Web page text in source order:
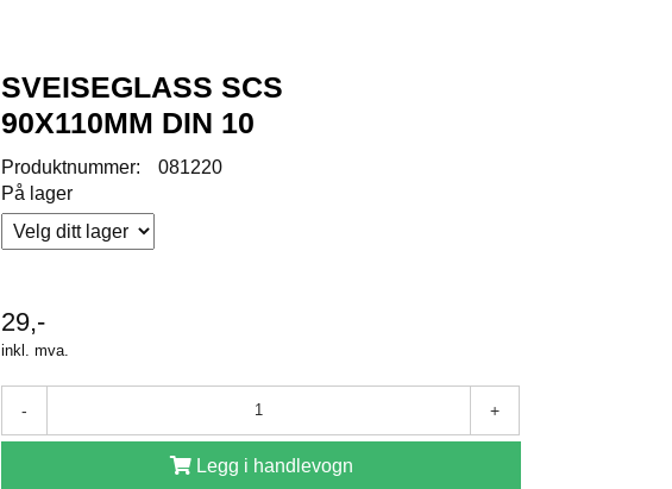
SVEISEGLASS SCS
90X110MM DIN 10
Produktnummer:
081220
På lager
29,-
inkl. mva.
- +
Legg i handlevogn